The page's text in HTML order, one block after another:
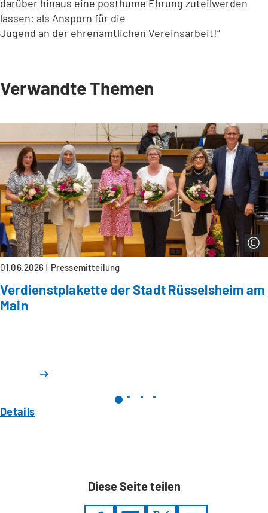
darüber hinaus eine posthume Ehrung zuteilwerden
lassen: als Ansporn für die
Jugend an der ehrenamtlichen Vereinsarbeit!“
Verwandte Themen
01.06.2026 Pressemitteilung
Verdienstplakette der Stadt Rüsselsheim am
Main
Details
Diese Seite teilen